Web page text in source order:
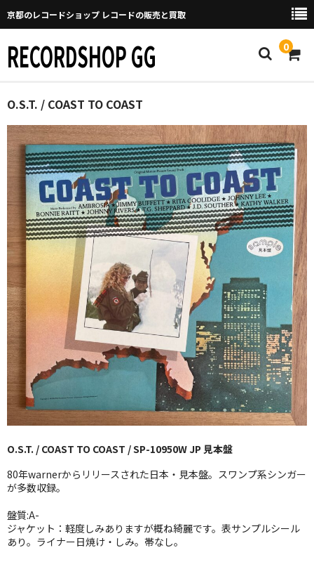
京都のレコードショップ レコードの販売と買取
RECORDSHOP GG 0
Home
マイページ
GGについて
買取について
取り置きなどについて
Categories
New Arrivals
GG RECORD （当店のレーベル）
全商品
JAZZ-US
BLUE NOTE
JAZZ-EU
JAZZ-JP
JAZZ-VOCAL
J-POP
O.S.T. / COAST TO COAST
O.S.T. / COAST TO COAST / SP-10950W JP 見本盤
80年warnerからリリースされた日本・見本盤。スワンプ系シンガー
が多数収録。
盤質:A-
ジャケット：軽度しみありますが概ね綺麗です。表サンプルシール
あり。ライナー日焼け・しみ。帯なし。